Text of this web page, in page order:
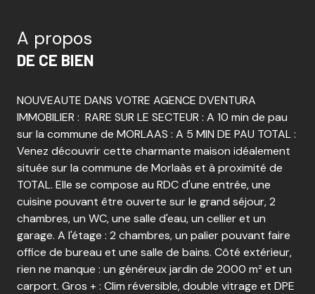
A propos
DE CE BIEN
NOUVEAUTE DANS VOTRE AGENCE DVENTURA
IMMOBILIER : RARE SUR LE SECTEUR : A 10 min de pau
sur la commune de MORLAAS : A 5 MIN DE PAU TOTAL :
Venez découvrir cette charmante maison idéalement
située sur la commune de Morlaàs et à proximité de
TOTAL. Elle se compose au RDC d'une entrée, une
cuisine pouvant être ouverte sur le grand séjour, 2
chambres, un WC, une salle d'eau, un cellier et un
garage. A l'étage : 2 chambres, un palier pouvant faire
office de bureau et une salle de bains. Côté extérieur,
rien ne manque : un généreux jardin de 2000 m² et un
carport. Gros + : Clim réversible, double vitrage et DPE